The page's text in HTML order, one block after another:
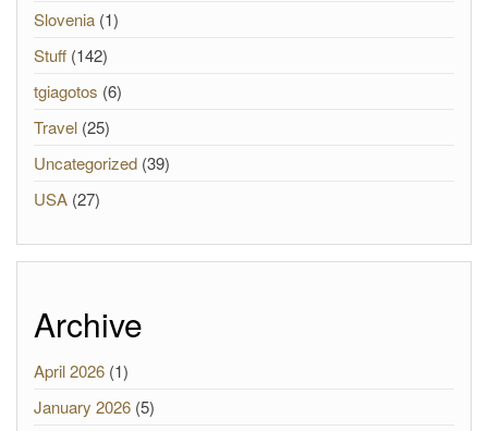
Slovenia (1)
Stuff (142)
tgiagotos (6)
Travel (25)
Uncategorized (39)
USA (27)
Archive
April 2026 (1)
January 2026 (5)